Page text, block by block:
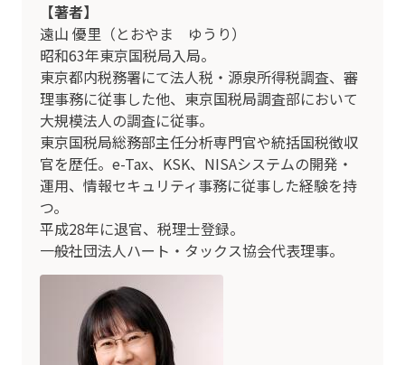
【著者】
遠山 優里（とおやま ゆうり）
昭和63年東京国税局入局。
東京都内税務署にて法人税・源泉所得税調査、審
理事務に従事した他、東京国税局調査部において
大規模法人の調査に従事。
東京国税局総務部主任分析専門官や統括国税徴収
官を歴任。e-Tax、KSK、NISAシステムの開発・
運用、情報セキュリティ事務に従事した経験を持
つ。
平成28年に退官、税理士登録。
一般社団法人ハート・タックス協会代表理事。